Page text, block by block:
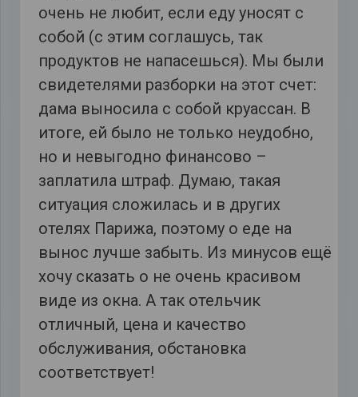
очень не любит, если еду уносят с
собой (с этим соглашусь, так
продуктов не напасешься). Мы были
свидетелями разборки на этот счет:
дама выносила с собой круассан. В
итоге, ей было не только неудобно,
но и невыгодно финансово –
заплатила штраф. Думаю, такая
ситуация сложилась и в других
отелях Парижа, поэтому о еде на
вынос лучше забыть. Из минусов ещё
хочу сказать о не очень красивом
виде из окна. А так отельчик
отличный, цена и качество
обслуживания, обстановка
соответствует!